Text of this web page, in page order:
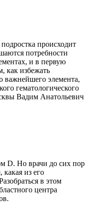
происходит
потребности
и в первую
как избежать
важнейшего элемента,
гематологического
Вадим Анатольевич
D. Но врачи до сих пор
из его
в этом
центра